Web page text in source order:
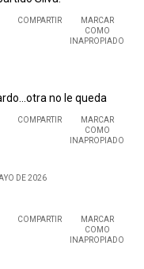
COMPARTIR
MARCAR
COMO
INAPROPIADO
no le queda
COMPARTIR
MARCAR
COMO
INAPROPIADO
DE 2026
COMPARTIR
MARCAR
COMO
INAPROPIADO